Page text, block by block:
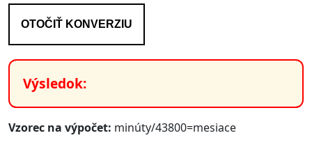
OTOČIŤ KONVERZIU
Výsledok:
Vzorec na výpočet: minúty/43800=mesiace